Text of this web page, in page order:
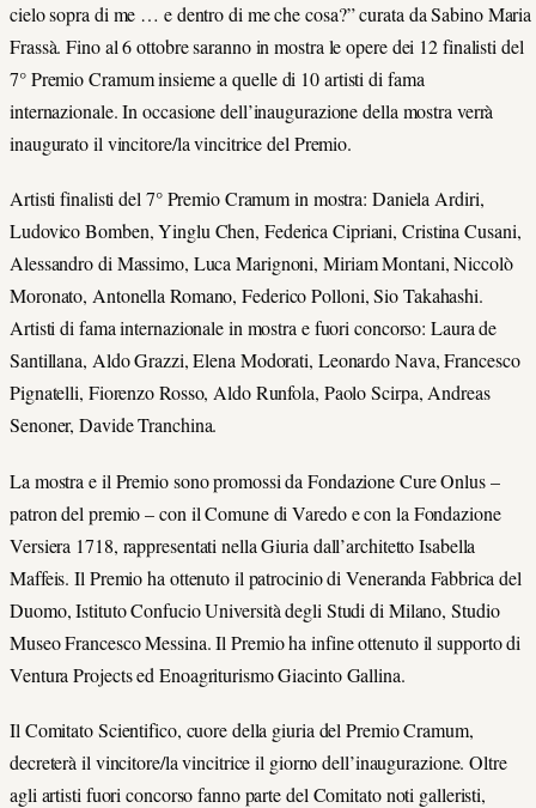
cielo sopra di me … e dentro di me che cosa?” curata da Sabino Maria
Frassà. Fino al 6 ottobre saranno in mostra le opere dei 12 finalisti del
7° Premio Cramum insieme a quelle di 10 artisti di fama
internazionale. In occasione dell’inaugurazione della mostra verrà
inaugurato il vincitore/la vincitrice del Premio.
Artisti finalisti del 7° Premio Cramum in mostra: Daniela Ardiri,
Ludovico Bomben, Yinglu Chen, Federica Cipriani, Cristina Cusani,
Alessandro di Massimo, Luca Marignoni, Miriam Montani, Niccolò
Moronato, Antonella Romano, Federico Polloni, Sio Takahashi.
Artisti di fama internazionale in mostra e fuori concorso: Laura de
Santillana, Aldo Grazzi, Elena Modorati, Leonardo Nava, Francesco
Pignatelli, Fiorenzo Rosso, Aldo Runfola, Paolo Scirpa, Andreas
Senoner, Davide Tranchina.
La mostra e il Premio sono promossi da Fondazione Cure Onlus –
patron del premio – con il Comune di Varedo e con la Fondazione
Versiera 1718, rappresentati nella Giuria dall’architetto Isabella
Maffeis. Il Premio ha ottenuto il patrocinio di Veneranda Fabbrica del
Duomo, Istituto Confucio Università degli Studi di Milano, Studio
Museo Francesco Messina. Il Premio ha infine ottenuto il supporto di
Ventura Projects ed Enoagriturismo Giacinto Gallina.
Il Comitato Scientifico, cuore della giuria del Premio Cramum,
decreterà il vincitore/la vincitrice il giorno dell’inaugurazione. Oltre
agli artisti fuori concorso fanno parte del Comitato noti galleristi,